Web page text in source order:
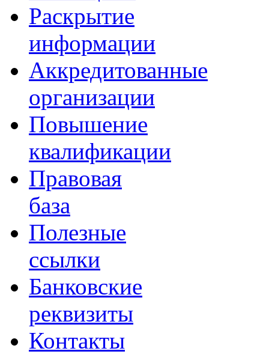
Раскрытие
информации
Аккредитованные
организации
Повышение
квалификации
Правовая
база
Полезные
ссылки
Банковские
реквизиты
Контакты